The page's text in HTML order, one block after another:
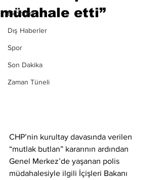
Ekonomi
Dış Haberler
Spor
Son Dakika
Zaman Tüneli
müdahale etti”
CHP’nin kurultay davasında verilen
“mutlak butlan” kararının ardından
Genel Merkez’de yaşanan polis
müdahalesiyle ilgili İçişleri Bakanı